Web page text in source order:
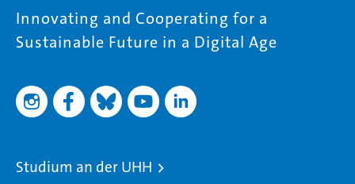
Innovating and Cooperating for a
Sustainable Future in a Digital Age
Studium an der UHH